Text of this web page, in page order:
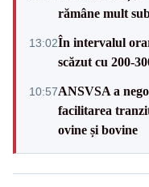
rămâne mult
13:02În intervalul
scăzut cu 200-
10:57ANSVSA a
facilitarea
ovine și bovine